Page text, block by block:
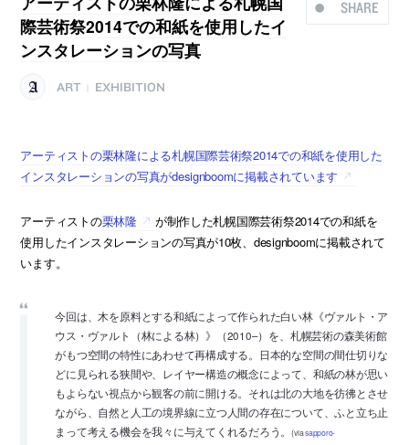
SHARE
際芸術祭2014での和紙を使用したイ
ンスタレーションの写真
ART EXHIBITION
アーティストの栗林隆による札幌国際芸術祭2014での和紙を使用した
インスタレーションの写真がdesignboomに掲載されています
アーティストの栗林隆
が制作した札幌国際芸術祭2014での和紙を
使用したインスタレーションの写真が10枚、designboomに掲載されて
います。
今回は、木を原料とする和紙によって作られた白い林《ヴァルト・ア
ウス・ヴァルト（林による林）》（2010–）を、札幌芸術の森美術館
がもつ空間の特性にあわせて再構成する。日本的な空間の間仕切りな
どに見られる狭間や、レイヤー構造の概念によって、和紙の林が思い
もよらない視点から観客の前に開ける。それは北の大地を彷彿とさせ
ながら、自然と人工の境界線に立つ人間の存在について、ふと立ち止
まって考える機会を我々に与えてくれるだろう。(viasapporo-